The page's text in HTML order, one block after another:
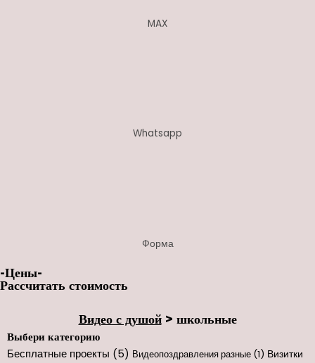
MAX
Whatsapp
Форма
-Цены-
Рассчитать стоимость
Видео с душой> школьные
Выбери категорию
Бесплатные проекты (5) Видеопоздравления разные (1) Визитки